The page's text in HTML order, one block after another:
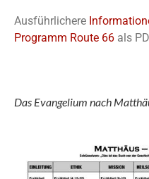
Ausführlichere
Programm Route 66 als
Das Evangelium nach